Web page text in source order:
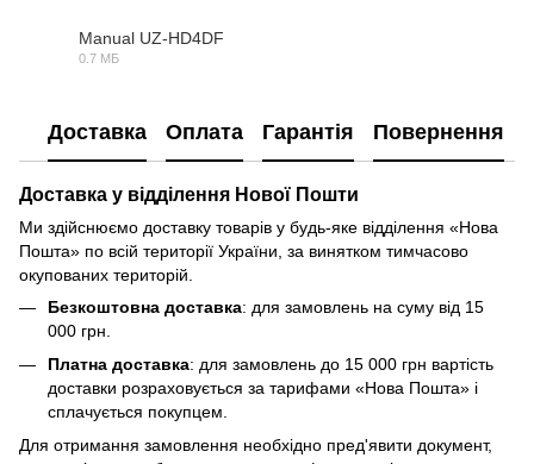
Manual UZ-HD4DF
0.7 МБ
Доставка Оплата Гарантія Повернення
Доставка у відділення Нової Пошти
Ми здійснюємо доставку товарів у будь-яке відділення «Нова
Пошта» по всій території України, за винятком тимчасово
окупованих територій.
Безкоштовна доставка: для замовлень на суму від 15
000 грн.
Платна доставка: для замовлень до 15 000 грн вартість
доставки розраховується за тарифами «Нова Пошта» і
сплачується покупцем.
Для отримання замовлення необхідно пред'явити документ,